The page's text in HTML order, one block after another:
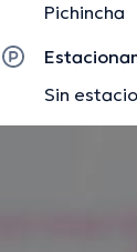
Pichincha
Sin